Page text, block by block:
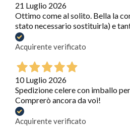
21 Luglio 2026
Ottimo come al solito. Bella la
stato necessario sostituirla) e
Acquirente verificato
10 Luglio 2026
Spedizione celere con imballo
Comprerò ancora da voi!
Acquirente verificato